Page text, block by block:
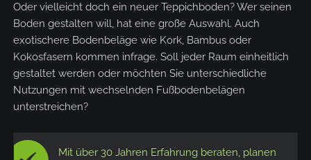
Oder vielleicht doch ein neuer Teppichboden? Wer seinen
Boden gestalten will, hat eine große Auswahl. Auch
exotischere Bodenbeläge wie Kork, Bambus oder
Kokosfasern kommen infrage. Soll jeder Raum einheitlich
gestaltet werden oder möchten Sie unterschiedliche
Nutzungen mit wechselnden Fußbodenbelägen
unterstreichen?
Mit über 30 Jahren Erfahrung beraten, planen